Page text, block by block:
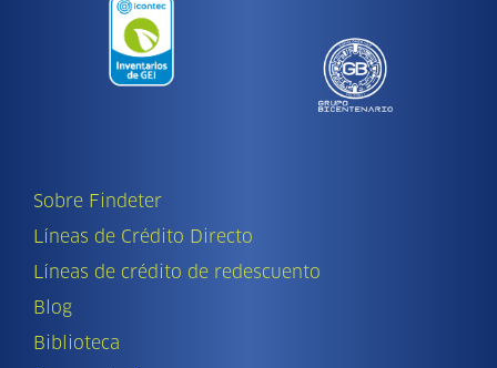
Sobre Findeter
Líneas de Crédito Directo
Líneas de crédito de redescuento
Blog
Biblioteca